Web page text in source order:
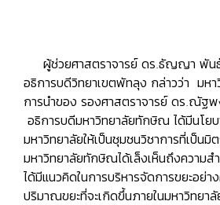
ผู้ช่วยศาสตราจารย์ ดร.ธัญญา พัน
อธิการบดีวิทยาเขตพัทลุง กล่าวว่า มห
การนำของ รองศาสตราจารย์ ดร.ณัฐ
อธิการบดีมหาวิทยาลัยทักษิณ ได้มีนโยบ
มหาวิทยาลัยให้เป็นชุมชนวิชาการที่เป็น
มหาวิทยาลัยทักษิณได้เล็งเห็นถึงความ
ได้มีแนวคิดในการบริหารจัดการขยะอย่า
ปริมาณขยะที่จะเกิดขึ้นภายในมหาวิทยา